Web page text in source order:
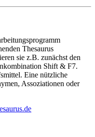
Thesaurus
sie z.B. zunächst den
Shift & F7.
Eine nützliche
Assoziationen oder